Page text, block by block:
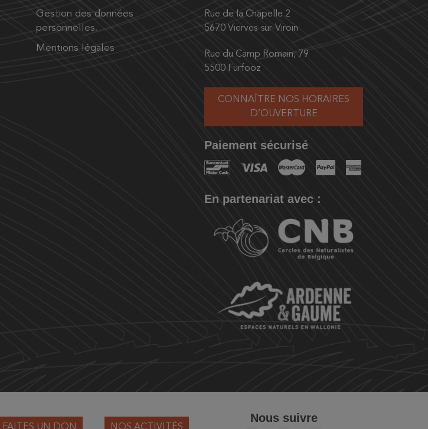
Gestion des données
personnelles.
Mentions légales
Rue de la Chapelle 2
5670 Vierves-sur-Viroin
Rue du Camp Romain, 79
5500 Furfooz
CONNAÎTRE NOS HORAIRES
D’OUVERTURE
Paiement sécurisé
En partenariat avec :
Nous suivre